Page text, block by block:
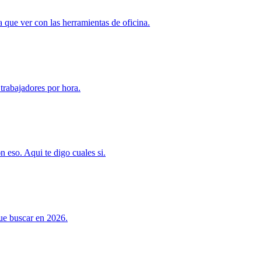
ver con las herramientas de oficina.
por hora.
eso. Aqui te digo cuales si.
buscar en 2026.